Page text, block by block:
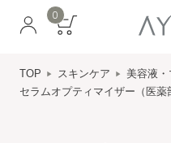
0
TOP スキンケア
美容液・
セラムオプティマイザー（医薬